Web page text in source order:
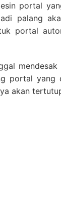
portal
palang
portal
portal yang
akan